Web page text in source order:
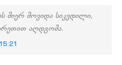
მიერ მოვიდა სიკვდილი,
აღდგომა.